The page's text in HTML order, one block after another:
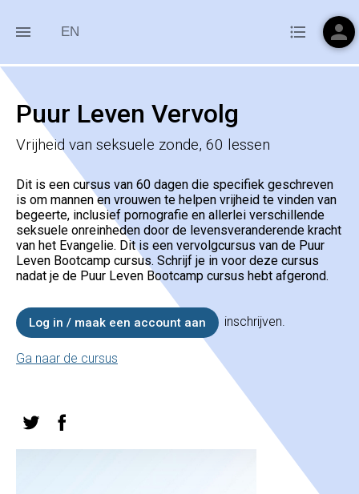
Puur Leven Vervolg
Vrijheid van seksuele zonde, 60 lessen
Dit is een cursus van 60 dagen die specifiek geschreven
is om mannen en vrouwen te helpen vrijheid te vinden van
begeerte, inclusief pornografie en allerlei verschillende
seksuele onreinheden door de levensveranderende kracht
van het Evangelie. Dit is een vervolgcursus van de Puur
Leven Bootcamp cursus. Schrijf je in voor deze cursus
nadat je de Puur Leven Bootcamp cursus hebt afgerond.
Log in / maak een account aan inschrijven.
Ga naar de cursus
menu EN format_list_bulleted person